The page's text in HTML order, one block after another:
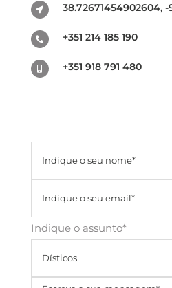
38.72671454902604,
+351 214 185 190
+351 918 791 480
Indique o assunto*